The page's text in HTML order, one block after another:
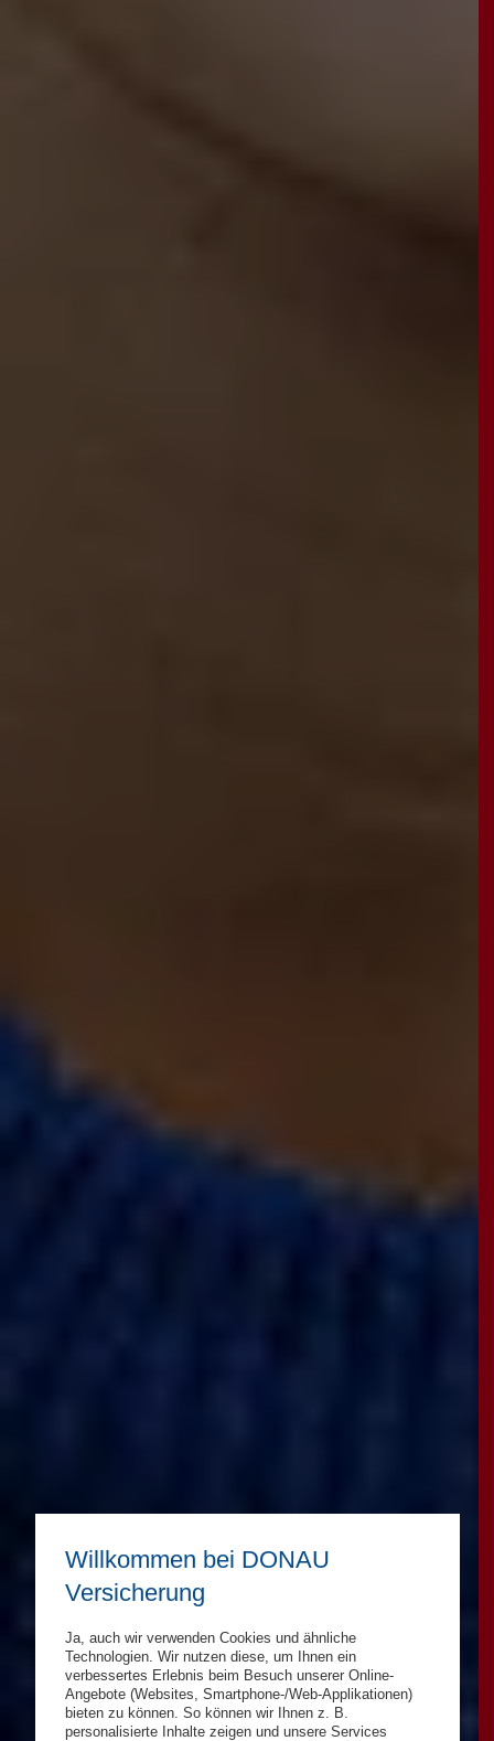
Willkommen bei DONAU
Versicherung
Ja, auch wir verwenden Cookies und ähnliche
Technologien. Wir nutzen diese, um Ihnen ein
verbessertes Erlebnis beim Besuch unserer Online-
Angebote (Websites, Smartphone-/Web-Applikationen)
bieten zu können. So können wir Ihnen z. B.
personalisierte Inhalte zeigen und unsere Services